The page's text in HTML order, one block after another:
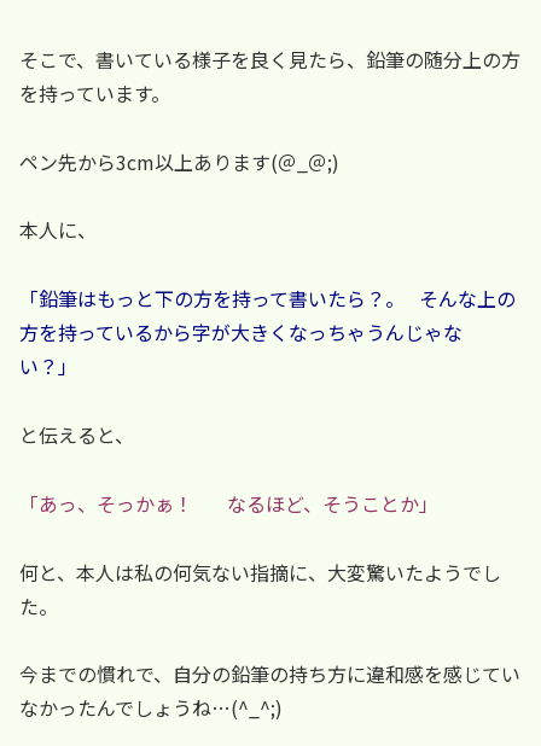
そこで、書いている様子を良く見たら、鉛筆の随分上の方
を持っています。
ペン先から3cm以上あります(＠_＠;)
本人に、
「鉛筆はもっと下の方を持って書いたら？。 そんな上の
方を持っているから字が大きくなっちゃうんじゃな
い？」
と伝えると、
「あっ、そっかぁ！ なるほど、そうことか」
何と、本人は私の何気ない指摘に、大変驚いたようでし
た。
今までの慣れで、自分の鉛筆の持ち方に違和感を感じてい
なかったんでしょうね…(^_^;)